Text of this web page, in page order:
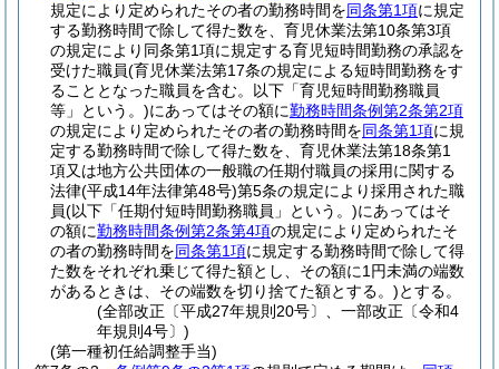
規定により定められたその者の勤務時間を同条第1項に規定
する勤務時間で除して得た数を、育児休業法第10条第3項
の規定により同条第1項に規定する育児短時間勤務の承認を
受けた職員(育児休業法第17条の規定による短時間勤務をす
ることとなった職員を含む。以下「育児短時間勤務職員
等」という。)にあってはその額に勤務時間条例第2条第2項
の規定により定められたその者の勤務時間を同条第1項に規
定する勤務時間で除して得た数を、育児休業法第18条第1
項又は地方公共団体の一般職の任期付職員の採用に関する
法律(平成14年法律第48号)第5条の規定により採用された職
員(以下「任期付短時間勤務職員」という。)にあってはそ
の額に勤務時間条例第2条第4項の規定により定められたそ
の者の勤務時間を同条第1項に規定する勤務時間で除して得
た数をそれぞれ乗じて得た額とし、その額に1円未満の端数
があるときは、その端数を切り捨てた額とする。)とする。
(全部改正〔平成27年規則20号〕、一部改正〔令和4
年規則4号〕)
(第一種初任給調整手当)